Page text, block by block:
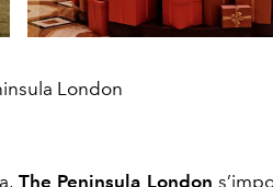
London
The Peninsula London